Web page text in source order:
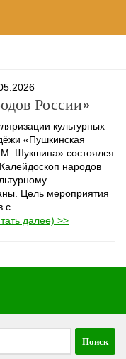
России»
культурных
«Пушкинская
Шукшина» состоялся
народов
Цель мероприятия
с
далее) >>